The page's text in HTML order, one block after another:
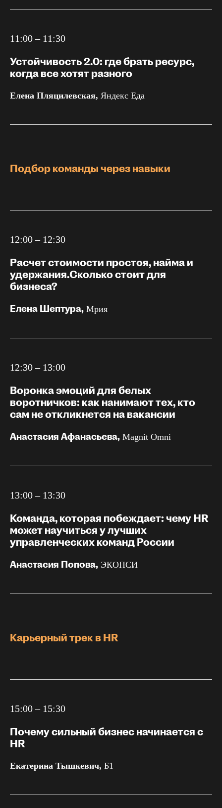
11:00 – 11:30
Устойчивость 2.0: где брать ресурс,
когда все хотят разного
Елена Пляцилевская, Яндекс Еда
Подбор команды через навыки
12:00 – 12:30
Расчет стоимости простоя, найма и
удержания.Сколько стоит для
бизнеса?
Елена Шептура, Мрия
12:30 – 13:00
Воронка эмоций для белых
воротничков: как нанимают тех, кто
сам не откликнется на вакансии
Анастасия Афанасьева, Magnit Omni
13:00 – 13:30
Команда, которая побеждает: чему HR
может научиться у лучших
управленческих команд России
Анастасия Попова, ЭКОПСИ
Карьерный трек в HR
15:00 – 15:30
Почему сильный бизнес начинается с
HR
Екатерина Тышкевич, Б1